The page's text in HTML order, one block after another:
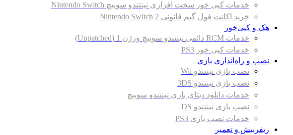
خدمات کپی خور سخت افزاری نینتندو سوییچ Nintendo Switch
خرید اکانت فول گیم قانونی Nintendo Switch 2
هک و کپی‌خور
خدمات RCM دائمی نینتندو سوییچ ورژن 1 (Unpatched)
خدمات کپی خور PS3
نصب و راه‌اندازی بازی
نصب بازی نینتندو Wii
نصب بازی نینتندو 3DS
خدمات دانلود دیتای بازی نینتندو سوییچ
نصب بازی نینتندو DS
خدمات نصب بازی PS3
ریفربیش و تعمیر